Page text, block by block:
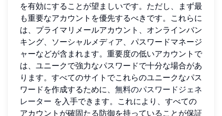
を有効にすることが望ましいです。ただし、まず最
も重要なアカウントを優先するべきです。これらに
は、プライマリメールアカウント、オンラインバン
キング、ソーシャルメディア、パスワードマネージ
ャーなどが含まれます。重要度の低いアカウントで
は、ユニークで強力なパスワードで十分な場合があ
ります。すべてのサイトでこれらのユニークなパス
ワードを作成するために、 無料のパスワードジェネ
レーター を入手できます。これにより、すべての
アカウントが確固たる防御を持っていることが保証